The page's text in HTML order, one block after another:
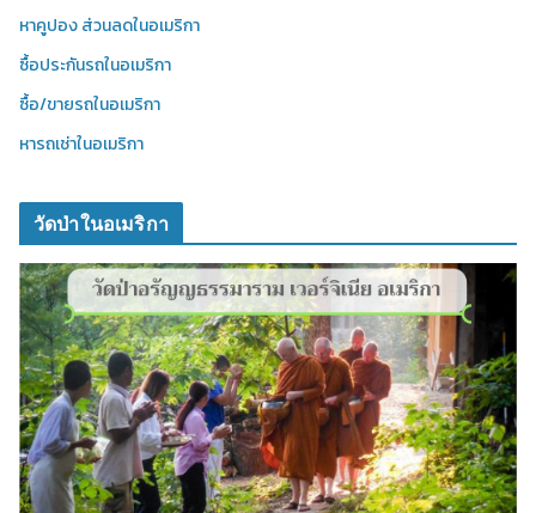
หาคูปอง ส่วนลดในอเมริกา
ซื้อประกันรถในอเมริกา
ซื้อ/ขายรถในอเมริกา
หารถเช่าในอเมริกา
วัดป่าในอเมริกา